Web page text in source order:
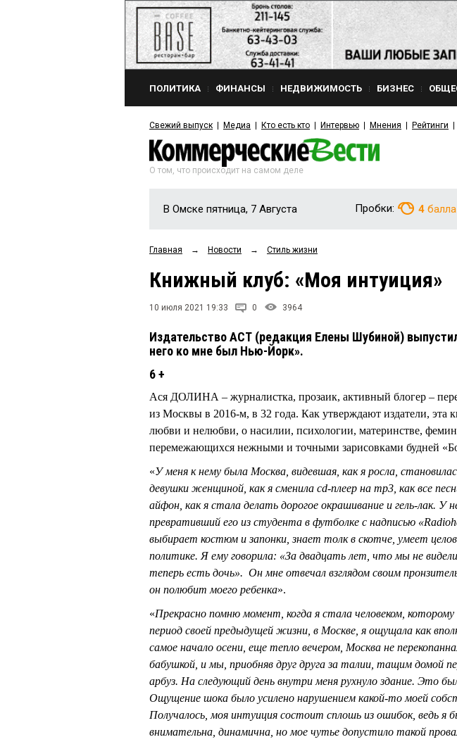
ПОЛИТИКА ФИНАНСЫ НЕДВИЖИМОСТЬ БИЗНЕС
Свежий выпуск Медиа Кто есть кто Интервью Мнения Рейтинги
О том, что происходит на самом деле
В Омске пятница, 7 Августа Пробки: 4 балла
Главная → Новости → Стиль жизни
Книжный клуб: «Моя интуиция»
10 июля 2021 19:33 0 3964
Издательство АСТ (редакция Елены Шубиной)
него ко мне был Нью-Йорк».
6 +
Ася ДОЛИНА – журналистка, прозаик, активный блогер –
из Москвы в 2016-м, в 32 года. Как утверждают издатели, эта
любви и нелюбви, о насилии, психологии, материнстве,
перемежающихся нежными и точными зарисовками будней
«У меня к нему была Москва, видевшая, как я росла,
девушки женщиной, как я сменила cd-плеер на mp3, как все
айфон, как я стала делать дорогое окрашивание и гель-лак. У
превративший его из студента в футболке с надписью
выбирает костюм и запонки, знает толк в скотче, умеет
политике. Я ему говорила: «За двадцать лет, что мы не
теперь есть дочь». Он мне отвечал взглядом своим
он полюбит моего ребенка».
«Прекрасно помню момент, когда я стала человеком,
период своей предыдущей жизни, в Москве, я ощущала как
самое начало осени, еще тепло вечером, Москва не
бабушкой, и мы, приобняв друг друга за талии, тащим домой
арбуз. На следующий день внутри меня рухнуло здание. Это
Ощущение шока было усилено нарушением какой-то моей
Получалось, моя интуиция состоит сплошь из ошибок, ведь я
внимательна, динамична, но мое чутье допустило такой